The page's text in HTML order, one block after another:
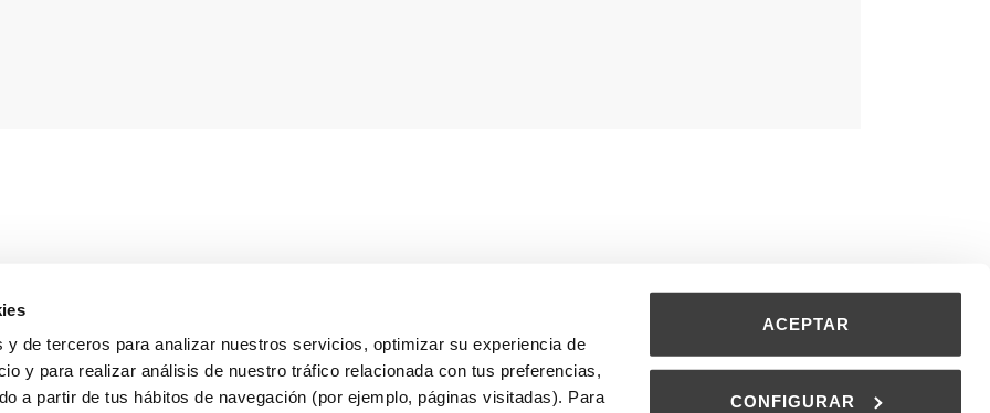
y de terceros para analizar nuestros servicios, optimizar su experiencia de
y para realizar análisis de nuestro tráfico relacionada con tus preferencias,
a partir de tus hábitos de navegación (por ejemplo, páginas visitadas). Para
ACEPTAR
CONFIGURAR